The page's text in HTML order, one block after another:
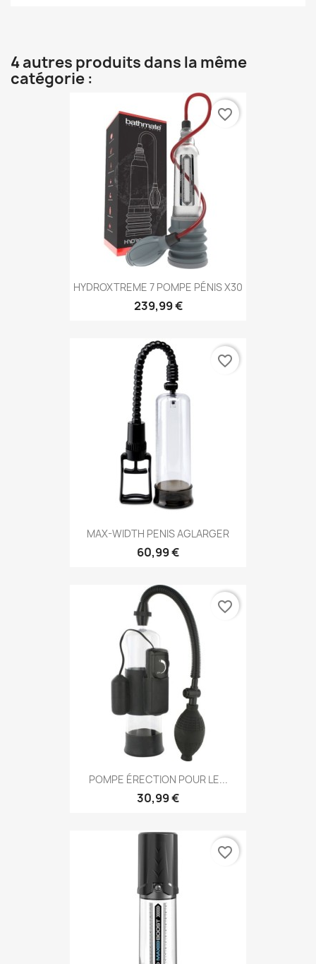
4 autres produits dans la même
catégorie :
HYDROXTREME 7 POMPE PÉNIS X30
239,99 €
favorite_border
MAX-WIDTH PENIS AGLARGER
60,99 €
favorite_border
POMPE ÉRECTION POUR LE...
30,99 €
favorite_border
favorite_border